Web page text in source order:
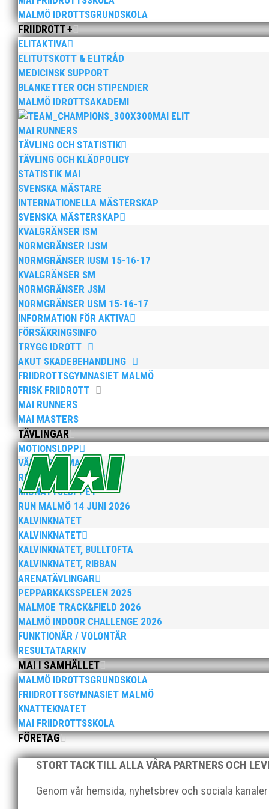
MALMÖ IDROTTSGRUNDSKOLA
FRIIDROTT +
ELITAKTIVA
ELITUTSKOTT & ELITRÅD
MEDICINSK SUPPORT
BLANKETTER OCH STIPENDIER
MALMÖ IDROTTSAKADEMI
MAI ELIT
MAI RUNNERS
TÄVLING OCH STATISTIK
TÄVLING OCH KLÄDPOLICY
STATISTIK MAI
SVENSKA MÄSTARE
INTERNATIONELLA MÄSTERSKAP
SVENSKA MÄSTERSKAP
KVALGRÄNSER ISM
NORMGRÄNSER IJSM
NORMGRÄNSER IUSM 15-16-17
KVALGRÄNSER SM
NORMGRÄNSER JSM
NORMGRÄNSER USM 15-16-17
INFORMATION FÖR AKTIVA
FÖRSÄKRINGSINFO
TRYGG IDROTT
AKUT SKADEBEHANDLING
FRIIDROTTSGYMNASIET MALMÖ
FRISK FRIIDROTT
MAI RUNNERS
MAI MASTERS
TÄVLINGAR
MOTIONSLOPP
VÅRRUSET MALMÖ
RUN MALMÖ 10K & 21K
MIDNATTSLOPPET
RUN MALMÖ 14 JUNI 2026
KALVINKNATET
KALVINKNATET
KALVINKNATET, BULLTOFTA
KALVINKNATET, RIBBAN
ARENATÄVLINGAR
PEPPARKAKSSPELEN 2025
MALMOE TRACK&FIELD 2026
MALMÖ INDOOR CHALLENGE 2026
FUNKTIONÄR / VOLONTÄR
RESULTATARKIV
MAI I SAMHÄLLET
MALMÖ IDROTTSGRUNDSKOLA
FRIIDROTTSGYMNASIET MALMÖ
KNATTEKNATET
MAI FRIIDROTTSSKOLA
FÖRETAG
STORT TACK TILL ALLA VÅRA PARTNERS OCH
Genom vår hemsida, nyhetsbrev och sociala
Jakob Gardenkrans, diskus pb: 55.18 Gustav
Charles Mitala, 110mh pb: 14.29 Wictor
Austin Hamilton, 100m pb: 10.43, 4x100m
Bilder från Stafett-SM 2026. Foto: Thomas
Anders Hallström, 55, blir ny klubbchef i MAI. Han
hockeyn i Trelleborg och fotbollen i Höllviken
Efter att årsmötet avslutats följde en kväll med
möjliggjorde och generöst finansierade denna del av
2025 innebar något av ett internationellt genombrott
elva på VM ute i somras. Och en stark tro på